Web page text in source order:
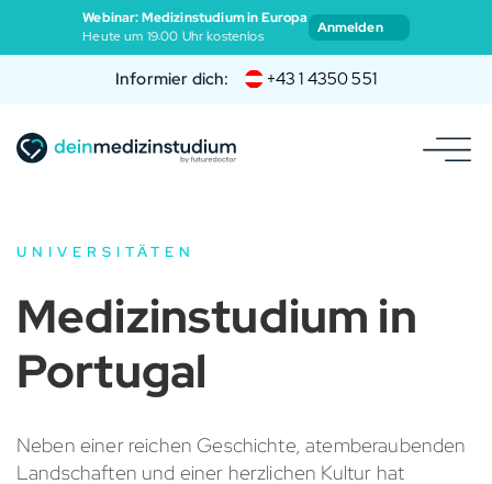
Webinar: Medizinstudium in Europa
Heute um 19:00 Uhr kostenlos
Anmelden
Informier dich: +43 1 4350 551
UNIVERSITÄTEN
Medizinstudium in
Portugal
Neben einer reichen Geschichte, atemberaubenden
Landschaften und einer herzlichen Kultur hat